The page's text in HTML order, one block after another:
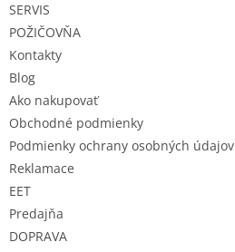
SERVIS
POŽIČOVŇA
Kontakty
Blog
Ako nakupovať
Obchodné podmienky
Podmienky ochrany osobných údajov
Reklamace
EET
Predajňa
DOPRAVA